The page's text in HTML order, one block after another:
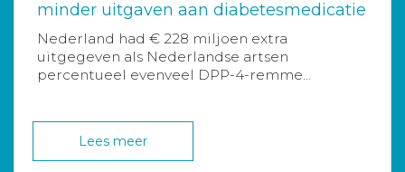
minder uitgaven aan diabetesmedicatie
Nederland had € 228 miljoen extra
uitgegeven als Nederlandse artsen
percentueel evenveel DPP-4-remme...
Lees meer